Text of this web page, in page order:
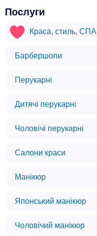
Послуги
Краса, стиль, СПА
Барбершопи
Перукарні
Дитячі перукарні
Чоловічі перукарні
Салони краси
Манікюр
Японський манікюр
Чоловічий манікюр